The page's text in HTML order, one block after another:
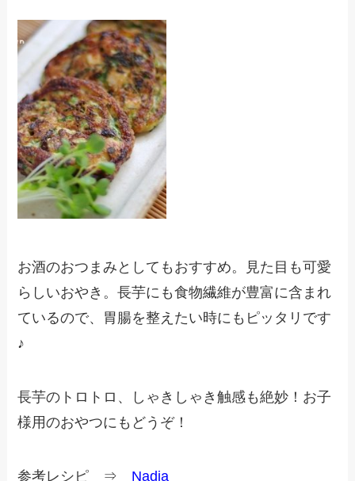
お酒のおつまみとしてもおすすめ。見た目も可愛
らしいおやき。長芋にも食物繊維が豊富に含まれ
ているので、胃腸を整えたい時にもピッタリです
♪
長芋のトロトロ、しゃきしゃき触感も絶妙！お子
様用のおやつにもどうぞ！
参考レシピ ⇒ Nadia